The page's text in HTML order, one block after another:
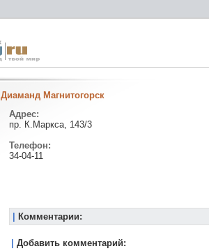
Диаманд Магнитогорск
Адрес:
пр. К.Маркса, 143/3
Телефон:
34-04-11
Комментарии:
Добавить комментарий: